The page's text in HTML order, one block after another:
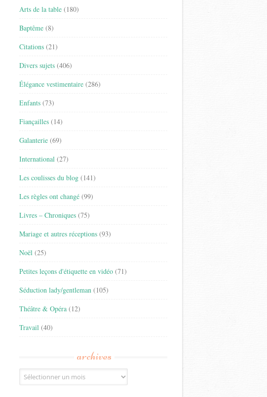
Arts de la table (180)
Baptême (8)
Citations (21)
Divers sujets (406)
Élégance vestimentaire (286)
Enfants (73)
Fiançailles (14)
Galanterie (69)
International (27)
Les coulisses du blog (141)
Les règles ont changé (99)
Livres – Chroniques (75)
Mariage et autres réceptions (93)
Noël (25)
Petites leçons d'étiquette en vidéo (71)
Séduction lady/gentleman (105)
Théâtre & Opéra (12)
Travail (40)
archives
Archives